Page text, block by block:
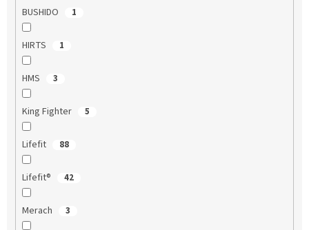
BUSHIDO 1
HIRTS 1
HMS 3
King Fighter 5
Lifefit 88
Lifefit® 42
Merach 3